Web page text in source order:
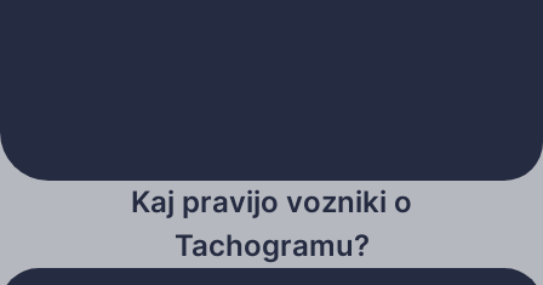
Kaj pravijo vozniki o
Tachogramu?